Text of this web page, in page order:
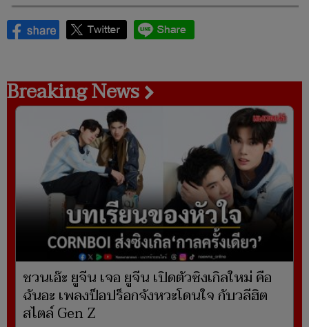
Breaking News
ชวนเอ๊ะ ยูจีน เจอ ยูจีน เปิดตัวซิงเกิลใหม่ คือ
ฉันอะ เพลงป็อปร็อกจังหวะโดนใจ กับวลีฮิต
สไตล์ Gen Z